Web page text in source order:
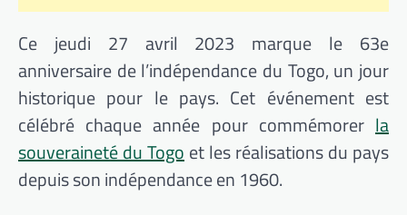
Ce jeudi 27 avril 2023 marque le 63e
anniversaire de l’indépendance du Togo, un jour
historique pour le pays. Cet événement est
célébré chaque année pour commémorer la
souveraineté du Togo et les réalisations du pays
depuis son indépendance en 1960.